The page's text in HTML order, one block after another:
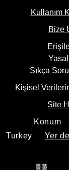
Çerez
Kullanım
Bize
Yasal
Sıkça
Kişisel
Konum